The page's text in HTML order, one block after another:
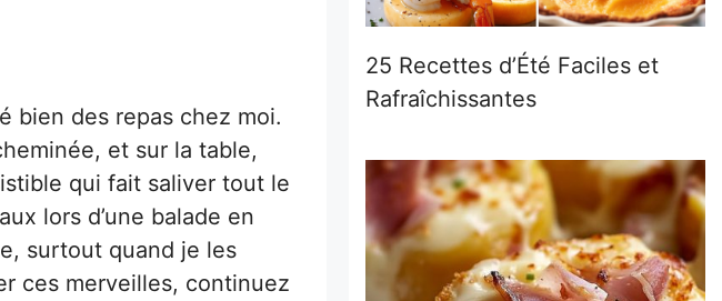
bien des repas chez moi.
et sur la table,
qui fait saliver tout le
lors d’une balade en
surtout quand je les
ces merveilles, continuez
25 Recettes d’Été Faciles et
Rafraîchissantes